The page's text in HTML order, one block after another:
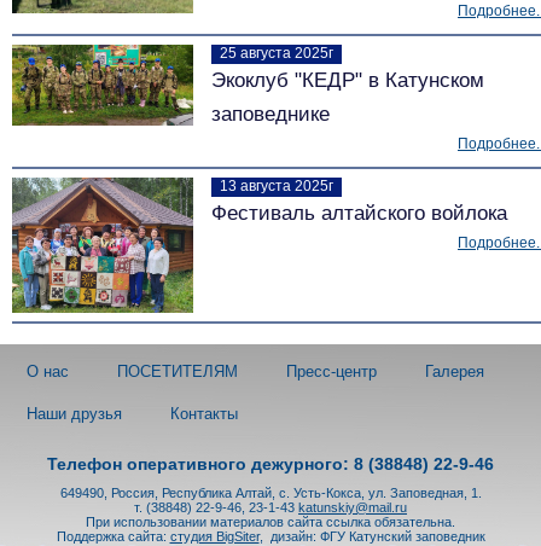
25 августа 2025г
Экоклуб "КЕДР" в Катунском
заповеднике
13 августа 2025г
Фестиваль алтайского войлока
О нас ПОСЕТИТЕЛЯМ Пресс-центр Галерея
Наши друзья Контакты
Телефон оперативного дежурного: 8 (38848) 22-9-46
649490, Россия, Республика Алтай, с. Усть-Кокса, ул. Заповедная, 1.
т. (38848) 22-9-46, 23-1-43 katunskiy@mail.ru
При использовании материалов сайта ссылка обязательна.
Поддержка сайта: студия BigSiter,
дизайн: ФГУ Катунский заповедник